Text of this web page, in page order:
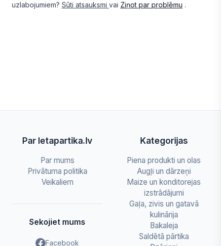
uzlabojumiem? Sūti atsauksmi vai Ziņot par problēmu .
Par letapartika.lv
Par mums
Privātuma politika
Veikaliem
Sekojiet mums
Facebook
Kategorijas
Piena produkti un olas
Augļi un dārzeņi
Maize un konditorejas
izstrādājumi
Gaļa, zivis un gatavā
kulinārija
Bakaleja
Saldētā pārtika